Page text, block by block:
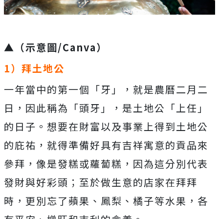
▲（示意圖/Canva）
1）拜土地公
一年當中的第一個「牙」，就是農曆二月二
日，因此稱為「頭牙」，是土地公「上任」
的日子。想要在財富以及事業上得到土地公
的庇祐，就得準備好具有吉祥寓意的貢品來
參拜，像是發糕或蘿蔔糕，因為這分別代表
發財與好彩頭；至於做生意的店家在拜拜
時，更別忘了蘋果、鳳梨、橘子等水果，各